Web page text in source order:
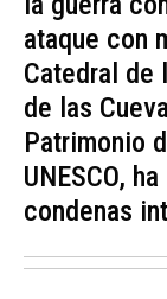
ataque con
Catedral de
de las
Patrimonio
UNESCO,
condenas